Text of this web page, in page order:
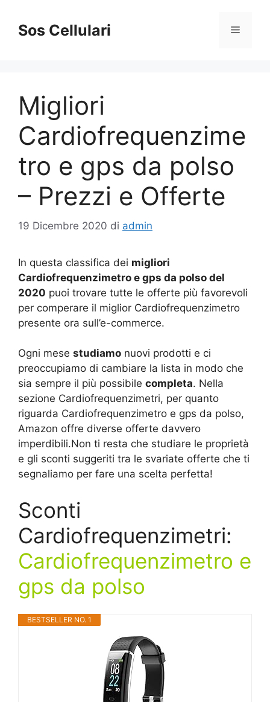
contenuto
Sos Cellulari Menu
Migliori
Cardiofrequenzime
tro e gps da polso
– Prezzi e Offerte
19 Dicembre 2020 di admin
In questa classifica dei migliori
Cardiofrequenzimetro e gps da polso del
2020 puoi trovare tutte le offerte più favorevoli
per comperare il miglior Cardiofrequenzimetro
presente ora sull’e-commerce.
Ogni mese studiamo nuovi prodotti e ci
preoccupiamo di cambiare la lista in modo che
sia sempre il più possibile completa. Nella
sezione Cardiofrequenzimetri, per quanto
riguarda Cardiofrequenzimetro e gps da polso,
Amazon offre diverse offerte davvero
imperdibili.Non ti resta che studiare le proprietà
e gli sconti suggeriti tra le svariate offerte che ti
segnaliamo per fare una scelta perfetta!
Sconti
Cardiofrequenzimetri:
Cardiofrequenzimetro e
gps da polso
BESTSELLER NO. 1